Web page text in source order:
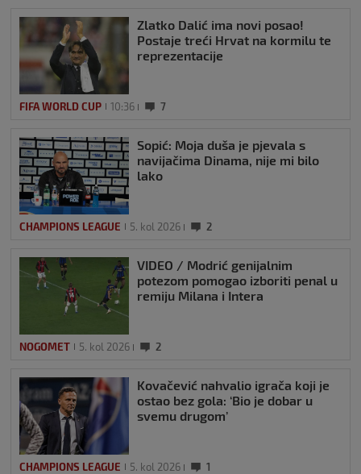
Zlatko Dalić ima novi posao!
Postaje treći Hrvat na kormilu te
reprezentacije
FIFA WORLD CUP 10:36 7
Sopić: Moja duša je pjevala s
navijačima Dinama, nije mi bilo
lako
CHAMPIONS LEAGUE 5. kol 2026 2
VIDEO / Modrić genijalnim
potezom pomogao izboriti penal u
remiju Milana i Intera
NOGOMET 5. kol 2026 2
Kovačević nahvalio igrača koji je
ostao bez gola: ‘Bio je dobar u
svemu drugom’
CHAMPIONS LEAGUE 5. kol 2026 1